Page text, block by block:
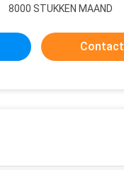
8000 STUKKEN MAAND
Contact